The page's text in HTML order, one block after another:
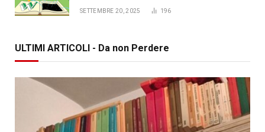
SETTEMBRE 20, 2025 196
ULTIMI ARTICOLI - Da non Perdere